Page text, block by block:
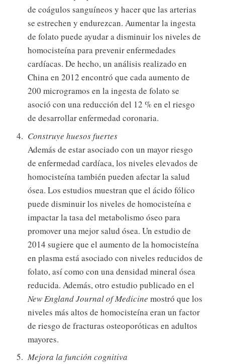
de coágulos sanguíneos y hacer que las arterias
se estrechen y endurezcan. Aumentar la ingesta
de folato puede ayudar a disminuir los niveles de
homocisteína para prevenir enfermedades
cardíacas. De hecho, un análisis realizado en
China en 2012 encontró que cada aumento de
200 microgramos en la ingesta de folato se
asoció con una reducción del 12 % en el riesgo
de desarrollar enfermedad coronaria.
Construye huesos fuertes
Además de estar asociado con un mayor riesgo
de enfermedad cardíaca, los niveles elevados de
homocisteína también pueden afectar la salud
ósea. Los estudios muestran que el ácido fólico
puede disminuir los niveles de homocisteína e
impactar la tasa del metabolismo óseo para
promover una mejor salud ósea. Un estudio de
2014 sugiere que el aumento de la homocisteína
en plasma está asociado con niveles reducidos de
folato, así como con una densidad mineral ósea
reducida. Además, otro estudio publicado en el
New England Journal of Medicine mostró que los
niveles más altos de homocisteína eran un factor
de riesgo de fracturas osteoporóticas en adultos
mayores.
Mejora la función cognitiva